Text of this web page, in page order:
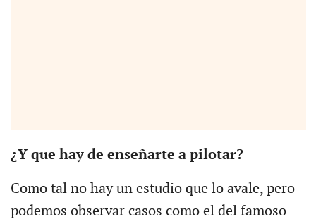
¿Y que hay de enseñarte a pilotar?
Como tal no hay un estudio que lo avale, pero
podemos observar casos como el del famoso